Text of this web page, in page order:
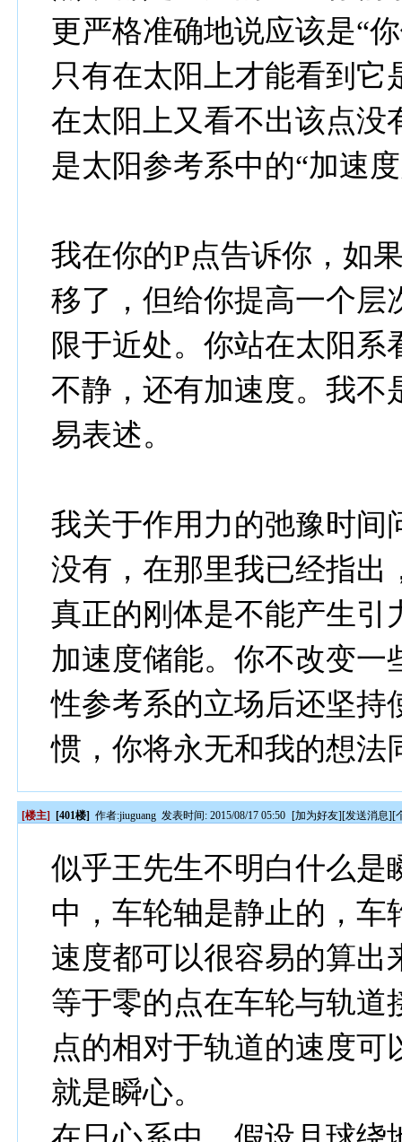
更严格准确地说应该是“
只有在太阳上才能看到它
在太阳上又看不出该点没
是太阳参考系中的“加速
我在你的P点告诉你，如
移了，但给你提高一个层
限于近处。你站在太阳系
不静，还有加速度。我不
易表述。
我关于作用力的弛豫时间
没有，在那里我已经指出
真正的刚体是不能产生引
加速度储能。你不改变一
性参考系的立场后还坚持
惯，你将永无和我的想法
[楼主] [401楼] 作者:jiuguang 发表时间: 2015/08/17 05:50 [加为好友][发送消息][
似乎王先生不明白什么是
中，车轮轴是静止的，车
速度都可以很容易的算出
等于零的点在车轮与轨道
点的相对于轨道的速度
就是瞬心。